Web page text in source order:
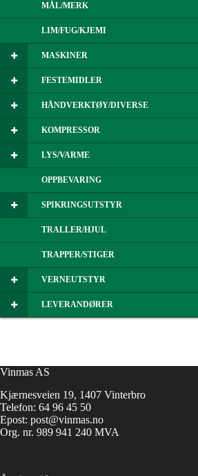
MÅL/MERK
LIM/FUG/KJEMI
MASKINER
FESTEMIDLER
HÅNDVERKTØY/DIVERSE
KOMPRESSOR
LYS/VARME
OPPBEVARING
SPIKRINGSUTSTYR
TRALLER/HJUL
TRAPPER/STIGER
VERNEUTSTYR
LEVERANDØRER
Vinmas AS
Kjærnesveien 19, 1407 Vinterbro
Telefon: 64 96 45 50
Epost: post@vinmas.no
Org. nr. 989 941 240 MVA